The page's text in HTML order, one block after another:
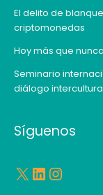
El delito de
criptomonedas
Hoy más que
Seminario
diálogo
Síguenos
X LinkedIn